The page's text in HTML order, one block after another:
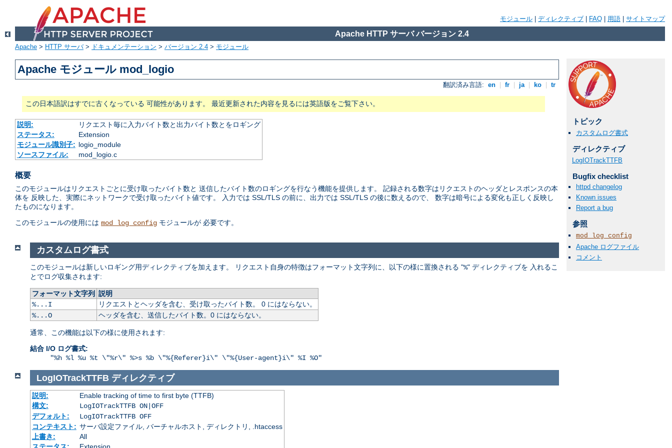
モジュール ディレクティブ FAQ 用語 サイトマップ
Apache HTTP サーバ バージョン 2.4
Apache > HTTP サーバ> ドキュメンテーション > バージョン 2.4 > モジュール
Apache モジュール mod_logio
翻訳済み言語: en fr ja ko tr
この日本語訳はすでに古くなっている 可能性があります。 最近更新された内容を見るには英語版をご覧下さい。
説明:
リクエスト毎に入力バイト数と出力バイト数とをロギング
ステータス:
Extension
モジュール識別子: logio_module
ソースファイル:
mod_logio.c
概要
このモジュールはリクエストごとに受け取ったバイト数と 送信したバイト数のロギングを行なう機能を提供します。 記録される数字はリクエストのヘッダとレスポンスの本
体を 反映した、実際にネットワークで受け取ったバイト値です。 入力では SSL/TLS の前に、出力では SSL/TLS の後に数えるので、 数字は暗号による変化も正しく反映し
たものになります。
このモジュールの使用には mod_log_config モジュールが 必要です。
トピック
カスタムログ書式
ディレクティブ
LogIOTrackTTFB
Bugfix checklist
httpd changelog
Known issues
Report a bug
参照
mod_log_config
Apache ログファイル
コメント
カスタムログ書式
このモジュールは新しいロギング用ディレクティブを加えます。 リクエスト自身の特徴はフォーマット文字列に、以下の様に置換される "%" ディレクティブを 入れるこ
とでログ収集されます:
フォーマット文字列
説明
%...I
リクエストとヘッダを含む、受け取ったバイト数。 0 にはならない。
%...O
ヘッダを含む、送信したバイト数。0 にはならない。
通常、この機能は以下の様に使用されます:
結合 I/O ログ書式:
"%h %l %u %t \"%r\" %>s %b \"%{Referer}i\" \"%{User-agent}i\" %I %O"
LogIOTrackTTFB ディレクティブ
説明:
Enable tracking of time to first byte (TTFB)
構文:
LogIOTrackTTFB ON|OFF
デフォルト:
LogIOTrackTTFB OFF
コンテキスト: サーバ設定ファイル, バーチャルホスト, ディレクトリ, .htaccess
上書き:
All